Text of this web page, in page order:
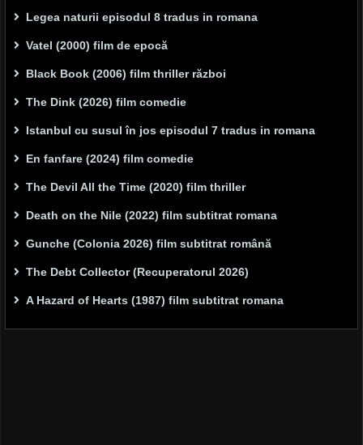
Legea naturii episodul 8 tradus in romana
Vatel (2000) film de epocă
Black Book (2006) film thriller război
The Dink (2026) film comedie
Istanbul cu susul în jos episodul 7 tradus in romana
En fanfare (2024) film comedie
The Devil All the Time (2020) film thriller
Death on the Nile (2022) film subtitrat romana
Gunche (Colonia 2026) film subtitrat română
The Debt Collector (Recuperatorul 2026)
A Hazard of Hearts (1987) film subtitrat romana